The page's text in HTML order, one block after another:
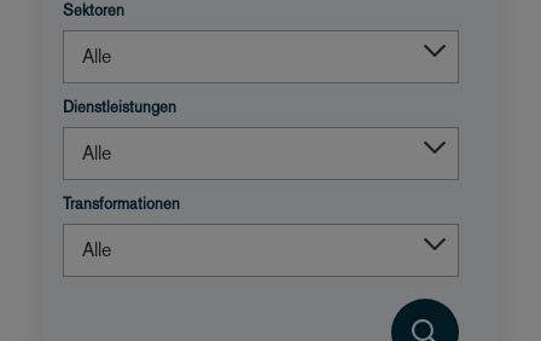
Sektoren
Dienstleistungen
Transformationen